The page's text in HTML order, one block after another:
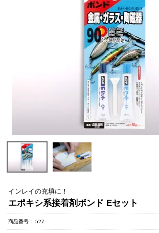
インレイの充填に！
エポキシ系接着剤ボンド Eセット
商品番号 527